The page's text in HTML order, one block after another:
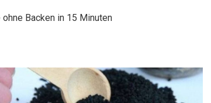
Backen in 15 Minuten